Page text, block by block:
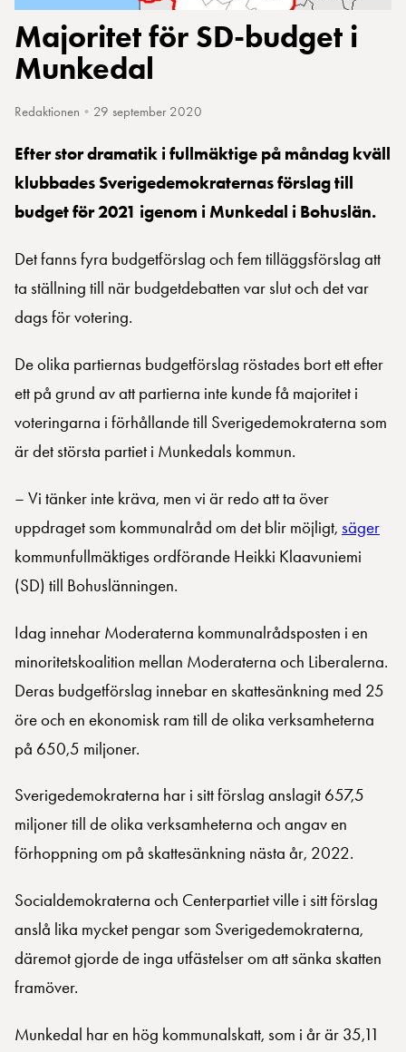
Majoritet för SD-budget i
Munkedal
Redaktionen • 29 september 2020
Efter stor dramatik i fullmäktige på måndag kväll
klubbades Sverigedemokraternas förslag till
budget för 2021 igenom i Munkedal i Bohuslän.
Det fanns fyra budgetförslag och fem tilläggsförslag att
ta ställning till när budgetdebatten var slut och det var
dags för votering.
De olika partiernas budgetförslag röstades bort ett efter
ett på grund av att partierna inte kunde få majoritet i
voteringarna i förhållande till Sverigedemokraterna som
är det största partiet i Munkedals kommun.
– Vi tänker inte kräva, men vi är redo att ta över
uppdraget som kommunalråd om det blir möjligt, säger
kommunfullmäktiges ordförande Heikki Klaavuniemi
(SD) till Bohuslänningen.
Idag innehar Moderaterna kommunalrådsposten i en
minoritetskoalition mellan Moderaterna och Liberalerna.
Deras budgetförslag innebar en skattesänkning med 25
öre och en ekonomisk ram till de olika verksamheterna
på 650,5 miljoner.
Sverigedemokraterna har i sitt förslag anslagit 657,5
miljoner till de olika verksamheterna och angav en
förhoppning om på skattesänkning nästa år, 2022.
Socialdemokraterna och Centerpartiet ville i sitt förslag
anslå lika mycket pengar som Sverigedemokraterna,
däremot gjorde de inga utfästelser om att sänka skatten
framöver.
Munkedal har en hög kommunalskatt, som i år är 35,11